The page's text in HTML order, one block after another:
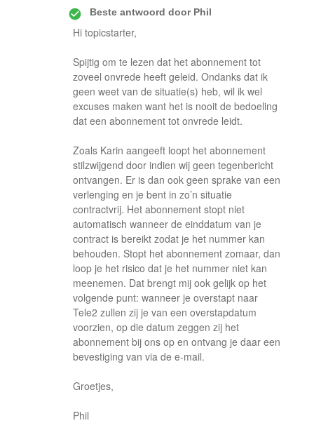
Beste antwoord doorPhil
Hi topicstarter,
Spijtig om te lezen dat het abonnement tot
zoveel onvrede heeft geleid. Ondanks dat ik
geen weet van de situatie(s) heb, wil ik wel
excuses maken want het is nooit de bedoeling
dat een abonnement tot onvrede leidt.
Zoals Karin aangeeft loopt het abonnement
stilzwijgend door indien wij geen tegenbericht
ontvangen. Er is dan ook geen sprake van een
verlenging en je bent in zo’n situatie
contractvrij. Het abonnement stopt niet
automatisch wanneer de einddatum van je
contract is bereikt zodat je het nummer kan
behouden. Stopt het abonnement zomaar, dan
loop je het risico dat je het nummer niet kan
meenemen. Dat brengt mij ook gelijk op het
volgende punt: wanneer je overstapt naar
Tele2 zullen zij je van een overstapdatum
voorzien, op die datum zeggen zij het
abonnement bij ons op en ontvang je daar een
bevestiging van via de e-mail.
Groetjes,
Phil